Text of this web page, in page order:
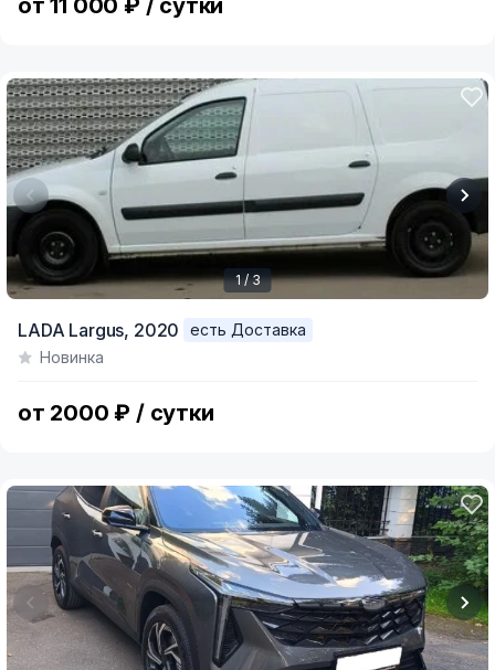
от 11 000 ₽ / сутки
of
1 / 3
LADA Largus, 2020
есть Доставка
Новинка
от 2000 ₽ / сутки